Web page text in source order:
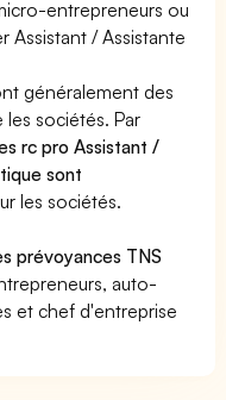
entrepreneurs ou
Assistant / Assistante
généralement des
les sociétés. Par
rc pro Assistant /
sont
les sociétés.
prévoyances TNS
auto-
et chef d'entreprise